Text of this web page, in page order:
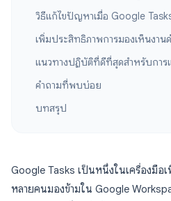
วิธีแก้ไขปัญหาเมื่อ Google
เพิ่มประสิทธิภาพการมองเห็นงาน
แนวทางปฏิบัติที่ดีที่สุดสำหรับการ
คำถามที่พบบ่อย
บทสรุป
Google Tasks เป็นหนึ่งในเครื่องมือ
หลายคนมองข้ามใน Google